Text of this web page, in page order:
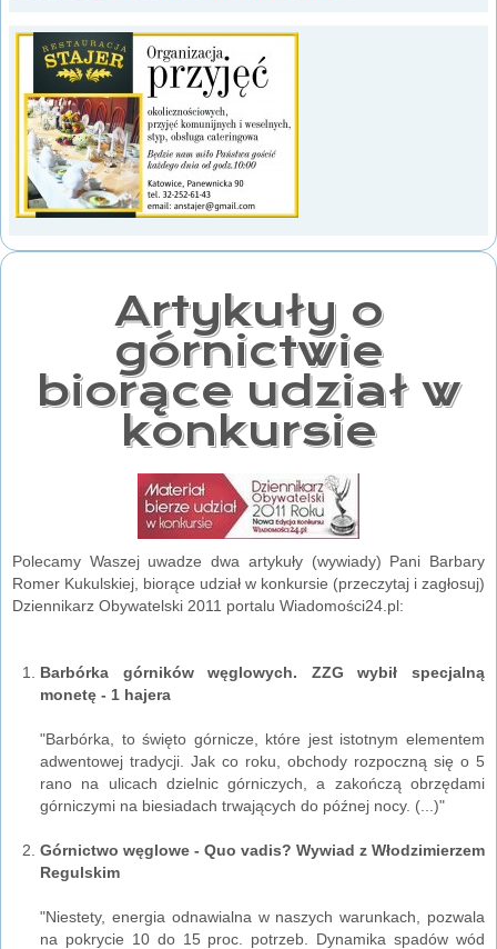
Artykuły o
górnictwie
biorące udział w
konkursie
Polecamy Waszej uwadze dwa artykuły (wywiady) Pani Barbary
Romer Kukulskiej, biorące udział w konkursie (przeczytaj i zagłosuj)
Dziennikarz Obywatelski 2011 portalu Wiadomości24.pl:
Barbórka górników węglowych. ZZG wybił specjalną
monetę - 1 hajera
"Barbórka, to święto górnicze, które jest istotnym elementem
adwentowej tradycji. Jak co roku, obchody rozpoczną się o 5
rano na ulicach dzielnic górniczych, a zakończą obrzędami
górniczymi na biesiadach trwających do późnej nocy. (...)"
Górnictwo węglowe - Quo vadis? Wywiad z Włodzimierzem
Regulskim
"Niestety, energia odnawialna w naszych warunkach, pozwala
na pokrycie 10 do 15 proc. potrzeb. Dynamika spadów wód